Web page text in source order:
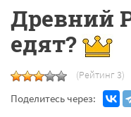
Древний
едят?
(Рейтинг 3)
Поделитесь через: